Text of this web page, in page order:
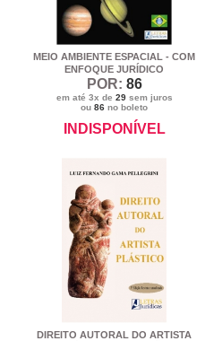
MEIO AMBIENTE ESPACIAL - COM
ENFOQUE JURÍDICO
POR: 86
em até 3x de 29sem juros
ou86 no boleto
INDISPONÍVEL
DIREITO AUTORAL DO ARTISTA